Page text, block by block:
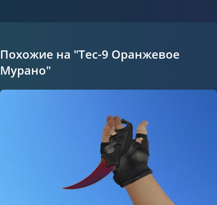
Похожие на "Tec-9 Оранжевое
Мурано"